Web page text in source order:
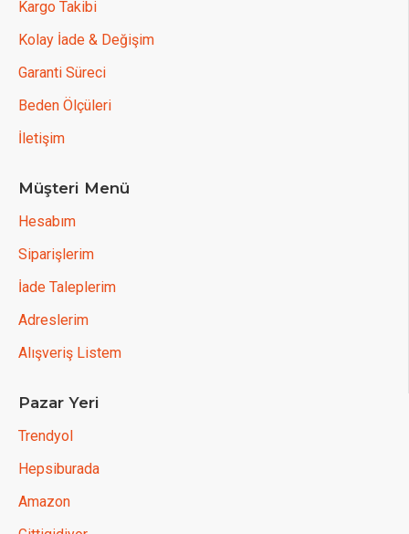
Kargo Takibi
Kolay İade & Değişim
Garanti Süreci
Beden Ölçüleri
İletişim
Müşteri Menü
Hesabım
Siparişlerim
İade Taleplerim
Adreslerim
Alışveriş Listem
Pazar Yeri
Trendyol
Hepsiburada
Amazon